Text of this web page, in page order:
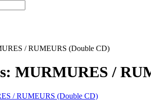
/ RUMEURS (Double CD)
MURMURES /